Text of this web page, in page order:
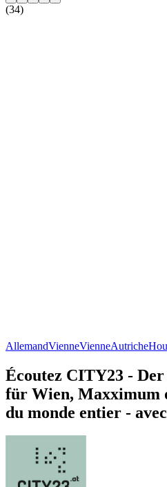
(34)
AllemandVienneVienneAutriche
Écoutez CITY23 -
für Wien, Maxximum
du monde entier -